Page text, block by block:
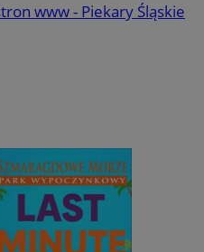
www - Piekary Śląskie